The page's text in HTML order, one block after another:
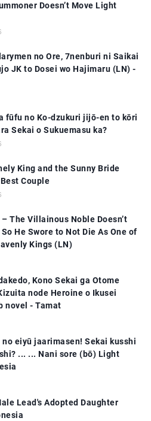
Doesn’t Move Light
no Ore, 7nenburi ni Saikai
JK to Dosei wo Hajimaru (LN) -
fūfu no Ko-dzukuri jijō-en to kōri
Sekai o Sukuemasu ka?
King and the Sunny Bride
Couple
The Villainous Noble Doesn’t
He Swore to Not Die As One of
Kings (LN)
Kono Sekai ga Otome
node Heroine o Ikusei
novel - Tamat
no eiyū jaarimasen! Sekai kusshi
... ... Nani sore (bō) Light
Lead's Adopted Daughter